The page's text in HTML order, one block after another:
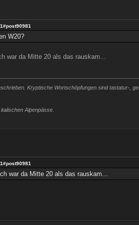
W20?
war da Mitte 20 als das rauskam...
Kryptische Wortschöpfungen sind tastatur-,
Alpenpässe.
war da Mitte 20 als das rauskam...